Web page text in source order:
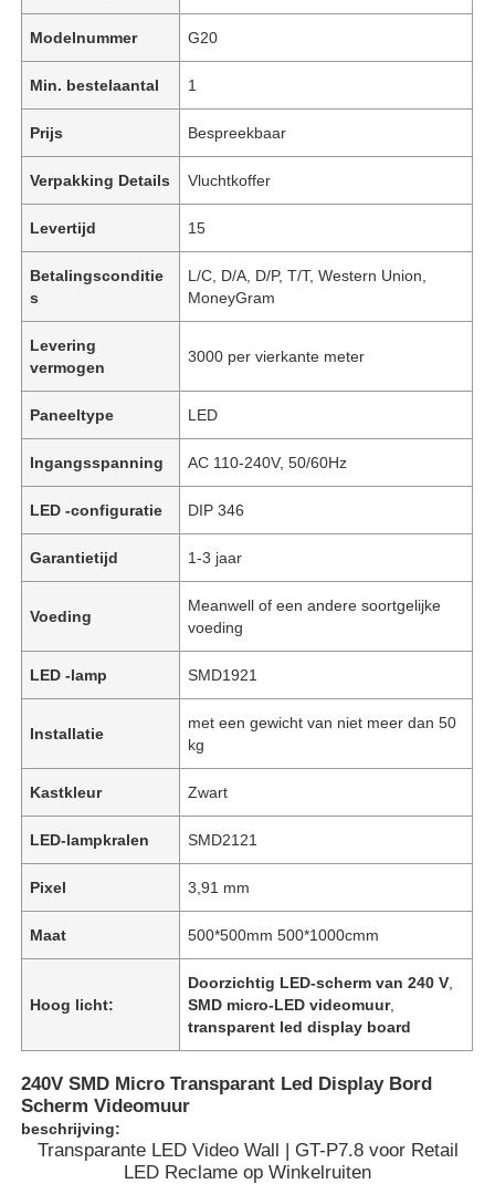
Modelnummer G20
Min. bestelaantal 1
Prijs Bespreekbaar
Verpakking Details Vluchtkoffer
Levertijd 15
Betalingsconditie
s
L/C, D/A, D/P, T/T, Western Union,
MoneyGram
Levering
vermogen
3000 per vierkante meter
Paneeltype LED
Ingangsspanning AC 110-240V, 50/60Hz
LED -configuratie DIP 346
Garantietijd 1-3 jaar
Voeding
Meanwell of een andere soortgelijke
voeding
LED -lamp SMD1921
Installatie
met een gewicht van niet meer dan 50
kg
Kastkleur Zwart
LED-lampkralen SMD2121
Pixel 3,91 mm
Maat 500*500mm 500*1000cmm
Hoog licht:
Doorzichtig LED-scherm van 240 V
SMD micro-LED videomuur,
transparent led display board
240V SMD Micro Transparant Led Display Bord
Scherm Videomuur
beschrijving:
Transparante LED Video Wall | GT-P7.8 voor Retail
LED Reclame op Winkelruiten